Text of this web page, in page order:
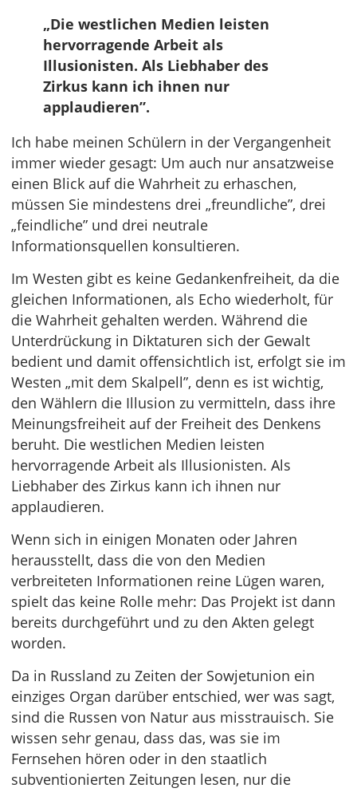
„Die westlichen Medien leisten
hervorragende Arbeit als
Illusionisten. Als Liebhaber des
Zirkus kann ich ihnen nur
applaudieren”.
Ich habe meinen Schülern in der Vergangenheit
immer wieder gesagt: Um auch nur ansatzweise
einen Blick auf die Wahrheit zu erhaschen,
müssen Sie mindestens drei „freundliche”, drei
„feindliche” und drei neutrale
Informationsquellen konsultieren.
Im Westen gibt es keine Gedankenfreiheit, da die
gleichen Informationen, als Echo wiederholt, für
die Wahrheit gehalten werden. Während die
Unterdrückung in Diktaturen sich der Gewalt
bedient und damit offensichtlich ist, erfolgt sie im
Westen „mit dem Skalpell”, denn es ist wichtig,
den Wählern die Illusion zu vermitteln, dass ihre
Meinungsfreiheit auf der Freiheit des Denkens
beruht. Die westlichen Medien leisten
hervorragende Arbeit als Illusionisten. Als
Liebhaber des Zirkus kann ich ihnen nur
applaudieren.
Wenn sich in einigen Monaten oder Jahren
herausstellt, dass die von den Medien
verbreiteten Informationen reine Lügen waren,
spielt das keine Rolle mehr: Das Projekt ist dann
bereits durchgeführt und zu den Akten gelegt
worden.
Da in Russland zu Zeiten der Sowjetunion ein
einziges Organ darüber entschied, wer was sagt,
sind die Russen von Natur aus misstrauisch. Sie
wissen sehr genau, dass das, was sie im
Fernsehen hören oder in den staatlich
subventionierten Zeitungen lesen, nur die